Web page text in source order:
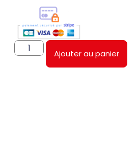
Ajouter au panier